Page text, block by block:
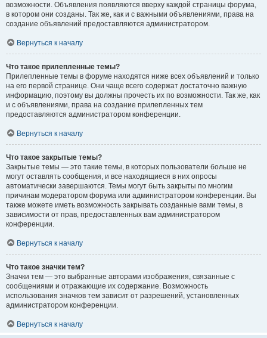
возможности. Объявления появляются вверху каждой страницы форума,
в котором они созданы. Так же, как и с важными объявлениями, права на
создание объявлений предоставляются администратором.
Вернуться к началу
Что такое прилепленные темы?
Прилепленные темы в форуме находятся ниже всех объявлений и только
на его первой странице. Они чаще всего содержат достаточно важную
информацию, поэтому вы должны прочесть их по возможности. Так же, как
и с объявлениями, права на создание прилепленных тем
предоставляются администратором конференции.
Вернуться к началу
Что такое закрытые темы?
Закрытые темы — это такие темы, в которых пользователи больше не
могут оставлять сообщения, и все находящиеся в них опросы
автоматически завершаются. Темы могут быть закрыты по многим
причинам модератором форума или администратором конференции. Вы
также можете иметь возможность закрывать созданные вами темы, в
зависимости от прав, предоставленных вам администратором
конференции.
Вернуться к началу
Что такое значки тем?
Значки тем — это выбранные авторами изображения, связанные с
сообщениями и отражающие их содержание. Возможность
использования значков тем зависит от разрешений, установленных
администратором конференции.
Вернуться к началу